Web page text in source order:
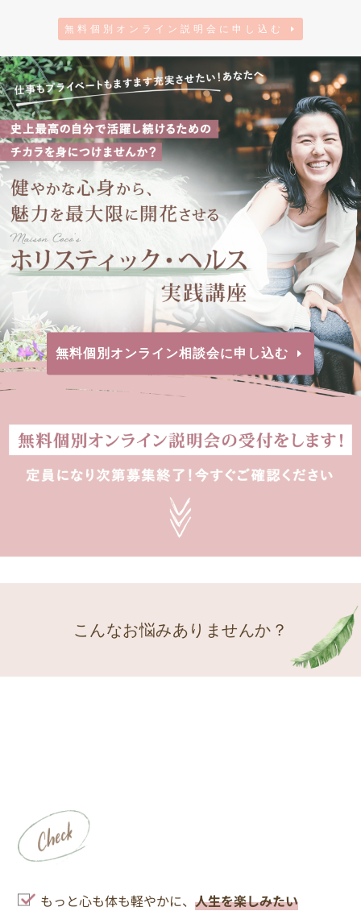
無料個別オンライン説明会に申し込む
無料個別オンライン相談会に申し込む
こんなお悩みありませんか？
もっと心も体も軽やかに、人生を楽しみたい